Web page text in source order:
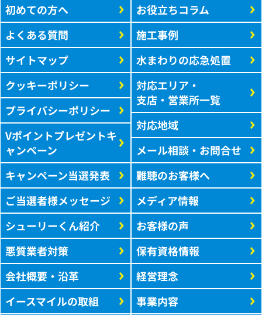
初めての方へ
よくある質問
サイトマップ
クッキーポリシー
プライバシーポリシー
Vポイントプレゼントキ
ャンペーン
キャンペーン当選発表
ご当選者様メッセージ
シューリーくん紹介
悪質業者対策
会社概要・沿革
イースマイルの取組
お役立ちコラム
施工事例
水まわりの応急処置
対応エリア・
支店・営業所一覧
対応地域
メール相談・お問合せ
難聴のお客様へ
メディア情報
お客様の声
保有資格情報
経営理念
事業内容